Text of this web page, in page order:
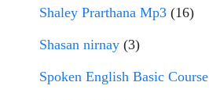
Shaley Prarthana Mp3 (16)
Shasan nirnay (3)
Spoken English Basic Course